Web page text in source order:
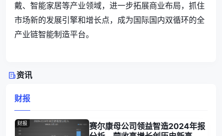
戴、智能家居等产业领域，进一步拓展商业布局，抓住
市场新的发展引擎和增长点，成为国际国内双循环的全
产业链智能制造平台。
资讯
财报
财报
赛尔康母公司领益智造2024年报